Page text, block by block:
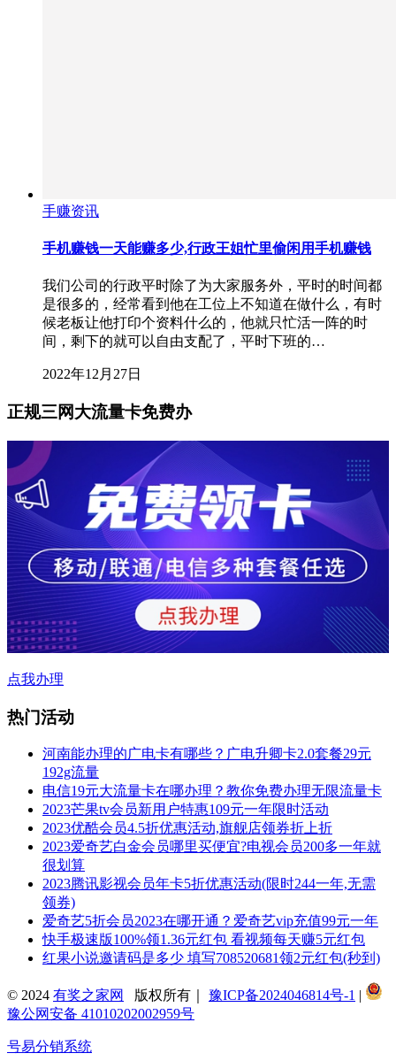
手赚资讯
手机赚钱一天能赚多少,行政王姐忙里偷闲用手机赚钱
我们公司的行政平时除了为大家服务外，平时的时间都
是很多的，经常看到他在工位上不知道在做什么，有时
候老板让他打印个资料什么的，他就只忙活一阵的时
间，剩下的就可以自由支配了，平时下班的…
2022年12月27日
正规三网大流量卡免费办
点我办理
热门活动
河南能办理的广电卡有哪些？广电升卿卡2.0套餐29元
192g流量
电信19元大流量卡在哪办理？教你免费办理无限流量卡
2023芒果tv会员新用户特惠109元一年限时活动
2023优酷会员4.5折优惠活动,旗舰店领券折上折
2023爱奇艺白金会员哪里买便宜?电视会员200多一年就
很划算
2023腾讯影视会员年卡5折优惠活动(限时244一年,无需
领券)
爱奇艺5折会员2023在哪开通？爱奇艺vip充值99元一年
快手极速版100%领1.36元红包 看视频每天赚5元红包
红果小说邀请码是多少 填写708520681领2元红包(秒到)
© 2024 有奖之家网 版权所有｜ 豫ICP备2024046814号-1 |
豫公网安备 41010202002959号
号易分销系统